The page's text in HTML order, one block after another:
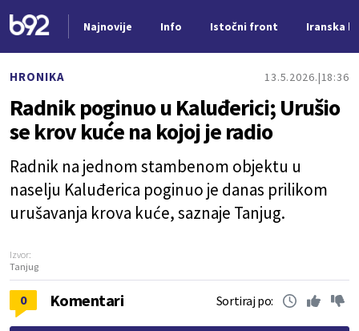
Najnovije Info Istočni front Iranska
HRONIKA 13.5.2026. 18:36
Radnik poginuo u Kaluđerici; Urušio
se krov kuće na kojoj je radio
Radnik na jednom stambenom objektu u
naselju Kaluđerica poginuo je danas prilikom
urušavanja krova kuće, saznaje Tanjug.
Izvor:
Tanjug
0 Komentari Sortiraj po: